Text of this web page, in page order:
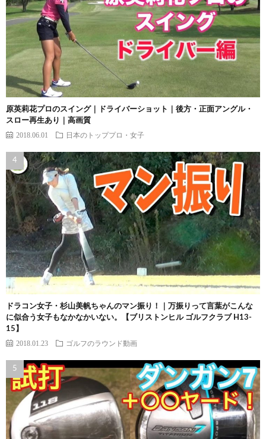
原英莉花プロのスイング｜ドライバーショット｜後方・正面アングル・
スロー再生あり｜高画質
2018.06.01 日本のトッププロ・女子
ドラコン女子・杉山美帆ちゃんのマン振り！｜万振りって言葉がこんな
に似合う女子もなかなかいない。【ブリストンヒル ゴルフクラブ H13-
15】
2018.01.23 ゴルフのラウンド動画